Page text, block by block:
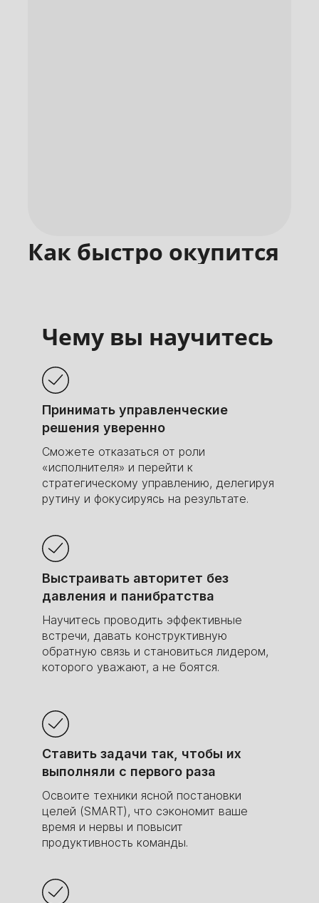
Как быстро окупится
Показываем, как будет расти ваш
заработок со временем вместе с опытом.
65000
420000
За первый месяц вы заработаете столько
же, сколько стоит курс
Зарплаты тимлидов
по данным HH.ru
Чему вы научитесь
Принимать управленческие
решения уверенно
Сможете отказаться от роли
«исполнителя» и перейти к
стратегическому управлению, делегируя
рутину и фокусируясь на результате.
Выстраивать авторитет без
давления и панибратства
Научитесь проводить эффективные
встречи, давать конструктивную
обратную связь и становиться лидером,
которого уважают, а не боятся.
Ставить задачи так, чтобы их
выполняли с первого раза
Освоите техники ясной постановки
целей (SMART), что сэкономит ваше
время и нервы и повысит
продуктивность команды.